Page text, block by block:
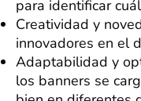
para identificar
Creatividad y
innovadores en el
Adaptabilidad y
los banners se